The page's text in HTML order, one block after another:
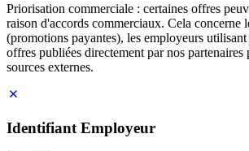
Priorisation commerciale : certaines offres
raison d'accords commerciaux. Cela concerne
(promotions payantes), les employeurs
offres publiées directement par nos partenaires
sources externes.
Identifiant Employeur